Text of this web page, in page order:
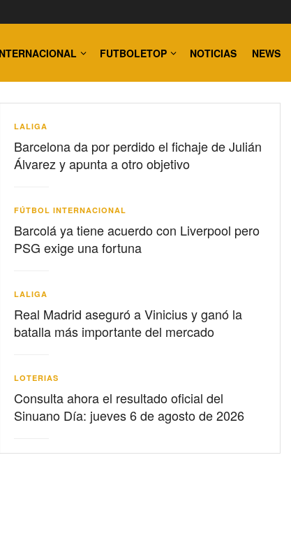
FUTBOLETOP NOTICIAS NEWS
LALIGA
Barcelona da por perdido el fichaje de Julián
Álvarez y apunta a otro objetivo
FÚTBOL INTERNACIONAL
Barcolá ya tiene acuerdo con Liverpool pero
PSG exige una fortuna
LALIGA
Real Madrid aseguró a Vinicius y ganó la
batalla más importante del mercado
LOTERIAS
Consulta ahora el resultado oficial del
Sinuano Día: jueves 6 de agosto de 2026